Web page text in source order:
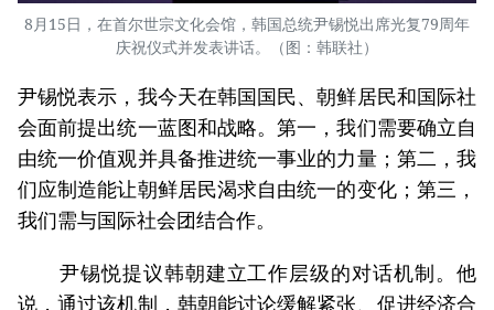
8月15日，在首尔世宗文化会馆，韩国总统尹锡悦出席光复79周年
庆祝仪式并发表讲话。（图：韩联社）
尹锡悦表示，我今天在韩国国民、朝鲜居民和国际社
会面前提出统一蓝图和战略。第一，我们需要确立自
由统一价值观并具备推进统一事业的力量；第二，我
们应制造能让朝鲜居民渴求自由统一的变化；第三，
我们需与国际社会团结合作。
尹锡悦提议韩朝建立工作层级的对话机制。他
说，通过该机制，韩朝能讨论缓解紧张、促进经济合